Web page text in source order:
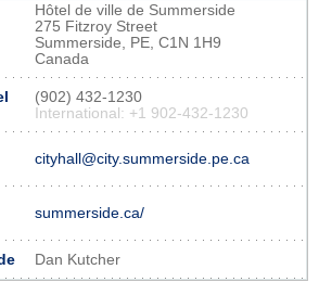
Hôtel de ville de Summerside
275 Fitzroy Street
Summerside, PE, C1N 1H9
Canada
(902) 432-1230
International: +1 902-432-1230
cityhall@city.summerside.pe.ca
summerside.ca/
Dan Kutcher